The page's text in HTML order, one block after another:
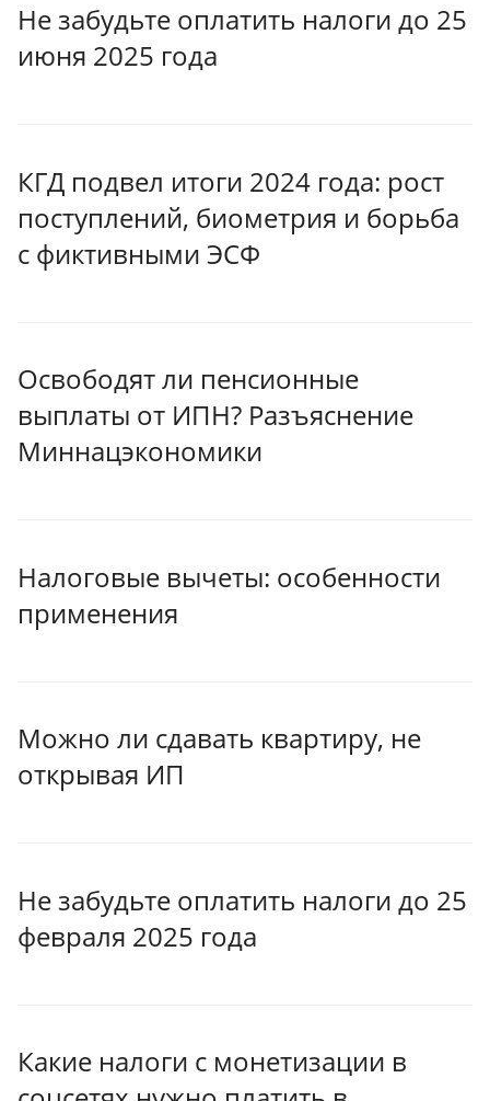
Не забудьте оплатить налоги до 25
июня 2025 года
КГД подвел итоги 2024 года: рост
поступлений, биометрия и борьба
с фиктивными ЭСФ
Освободят ли пенсионные
выплаты от ИПН? Разъяснение
Миннацэкономики
Налоговые вычеты: особенности
применения
Можно ли сдавать квартиру, не
открывая ИП
Не забудьте оплатить налоги до 25
февраля 2025 года
Какие налоги с монетизации в